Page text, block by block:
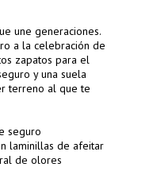
une generaciones.
a la celebración de
zapatos para el
y una suela
terreno al que te
seguro
laminillas de afeitar
de olores